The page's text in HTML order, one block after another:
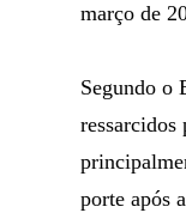
março de
Segundo o
porte após